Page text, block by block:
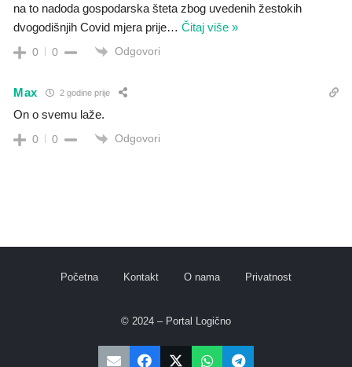
na to nadoda gospodarska šteta zbog uvedenih žestokih
dvogodišnjih Covid mjera prije… Čitaj više »
0 0 Odgovori
Max 2 godine prije
On o svemu laže.
0 0 Odgovori
Početna Kontakt O nama Privatnost
© 2024 – Portal Logično